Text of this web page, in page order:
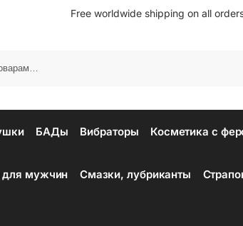
Free worldwide shipping on all
БАДы Вибраторы Косметика с
для мужчин Смазки, лубриканты